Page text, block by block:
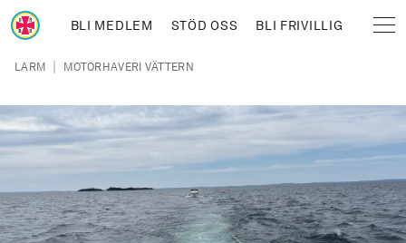
Hoppa till huvudinnehåll
BLI MEDLEM STÖD OSS BLI FRIVILLIG
Länkstig
LARM | MOTORHAVERI VÄTTERN